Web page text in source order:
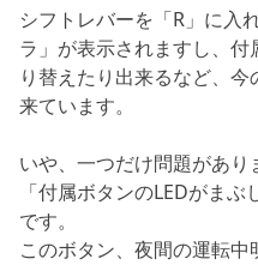
シフトレバーを「R」に入
ラ」が表示されますし、
り替えたり出来るなど、
来ています。
いや、一つだけ問題があり
「付属ボタンのLEDがまぶ
です。
このボタン、夜間の運転中